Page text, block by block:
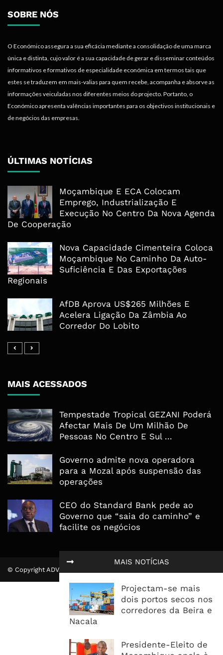
MAIS NOTÍCIAS
Projectam-se mais
dois portos secos nos
corredores da Beira e
Nacala
Presidente-Eleito de
SOBRE NÓS
O Económico assegura a sua eficácia mediante a consolidação de uma marca
única e distinta, cujo valor é a sua capacidade de gerar e disseminar conteúdos
informativos e formativos de especialidade económica em termos tais que
estes se traduzem em mais-valias para quem recebe, acompanha e absorve as
informações veiculadas nos diferentes meios do projecto. Portanto, o
Económico apresenta valências importantes para os objectivos institucionais e
de negócios das empresas.
ÚLTIMAS NOTÍCIAS
Moçambique E ECA Colocam
Emprego, Industrialização E
Execução No Centro Da Nova Agenda
De Cooperação
Nova Capacidade Cimenteira Coloca
Moçambique No Caminho Da Auto-
Suficiência E Das Exportações
Regionais
AfDB Aprova US$265 Milhões E
Acelera Ligação Da Zâmbia Ao
Corredor Do Lobito
MAIS ACESSADOS
Tempestade Tropical GEZANI Poderá
Afectar Mais De Um Milhão De
Pessoas No Centro E Sul ...
Governo admite nova operadora
para a Mozal após suspensão das
operações
CEO do Standard Bank pede ao
Governo que “saia do caminho” e
facilite os negócios
© Copyright ADVALUE. Todos Direitos Reservados.